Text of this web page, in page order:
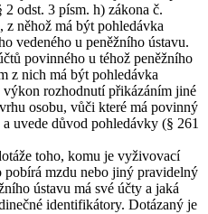
odst. 3 písm. h) zákona č.
z něhož má být pohledávka
vedeného u peněžního ústavu.
povinného u téhož peněžního
z nich má být pohledávka
rozhodnutí přikázáním jiné
osobu, vůči které má povinný
uvede důvod pohledávky (§ 261
toho, komu je vyživovací
pobírá mzdu nebo jiný pravidelný
ústavu má své účty a jaká
identifikátory. Dotázaný je